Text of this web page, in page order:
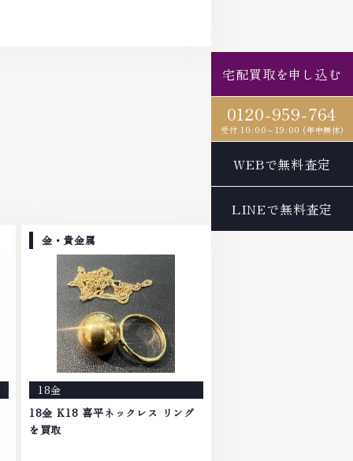
金・貴金属
18金
18金 K18 喜平ネックレス リング
を買取
宅配買取を申し込む
0120-959-764
受付 10:00～19:00 (年中無休)